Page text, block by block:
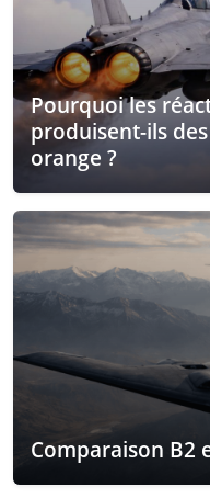
Pourquoi les
produisent-ils
orange ?
Comparaison B2